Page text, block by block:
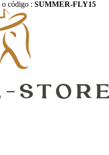
o código : SUMMER-FLY15